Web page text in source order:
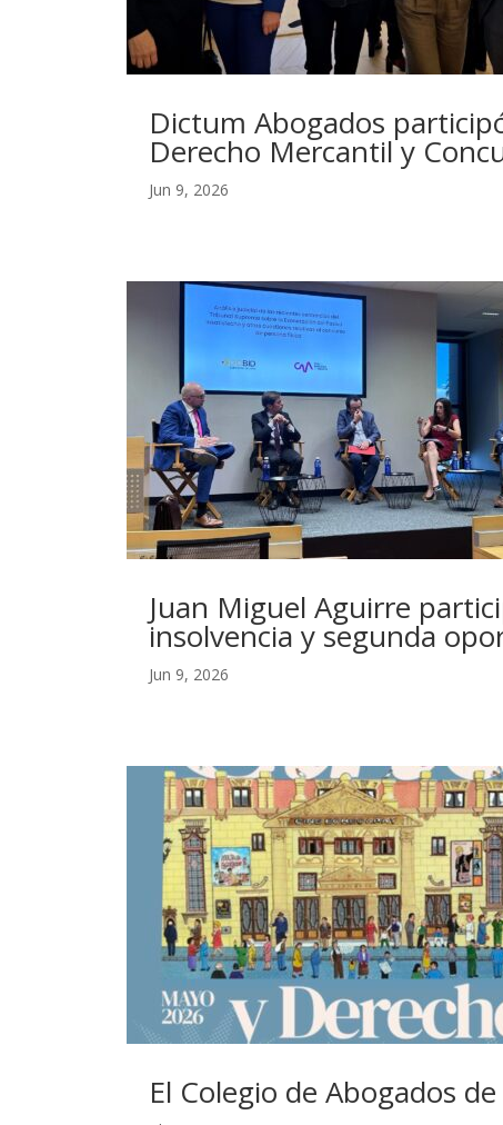
Dictum Abogados
Derecho Mercantil y
Jun 9, 2026
Juan Miguel Aguirre
insolvencia y segunda
Jun 9, 2026
El Colegio de Abogados